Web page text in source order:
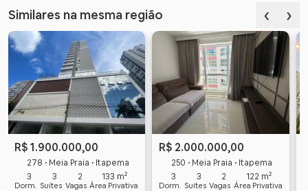
Similares na mesma região ‹ ›
R$ 1.900.000,00
278 • Meia Praia • Itapema
3
Dorm.
3
Suítes
2
Vagas
133 m²
Área Privativa
R$ 2.000.000,00
250 • Meia Praia • Itapema
3
Dorm.
3
Suítes
2
Vagas
122 m²
Área Privativa